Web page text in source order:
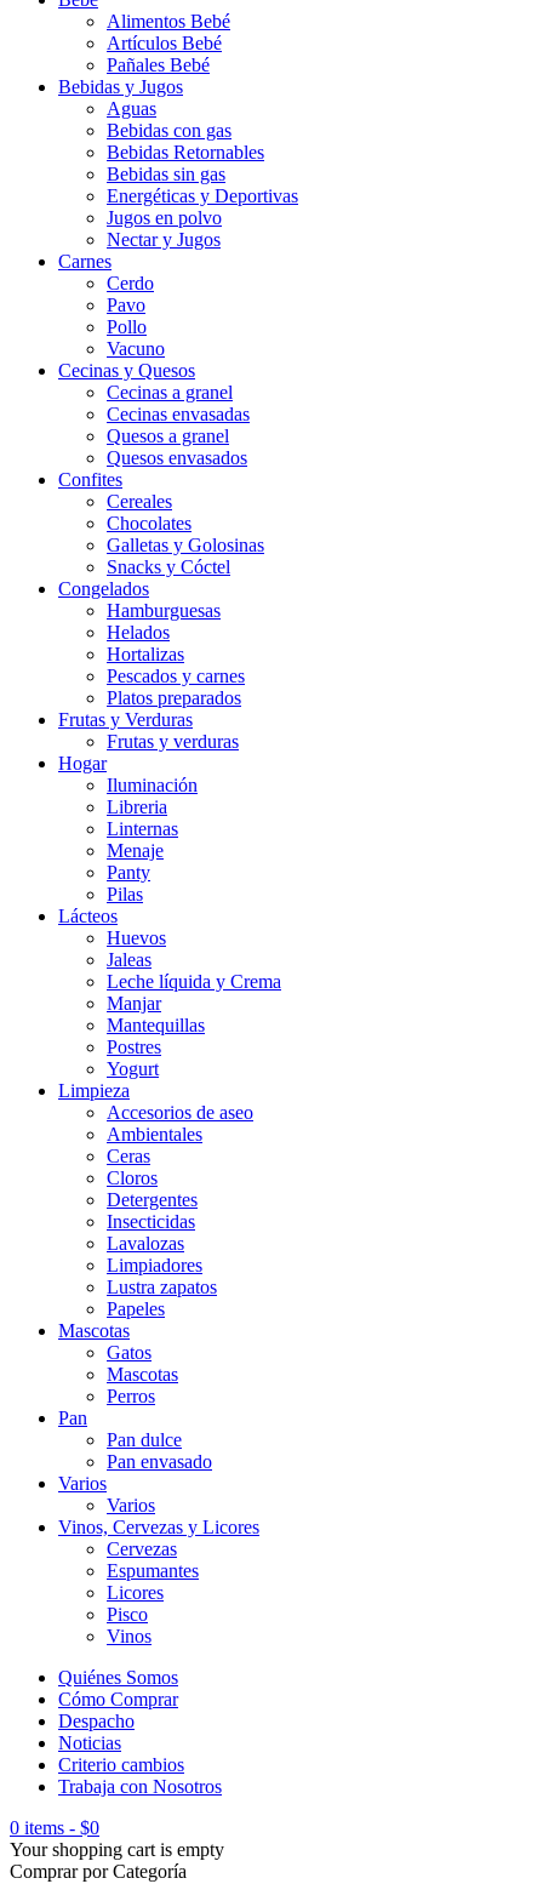
Alimentos Bebé
Artículos Bebé
Pañales Bebé
Bebidas y Jugos
Aguas
Bebidas con gas
Bebidas Retornables
Bebidas sin gas
Energéticas y Deportivas
Jugos en polvo
Nectar y Jugos
Carnes
Cerdo
Pavo
Pollo
Vacuno
Cecinas y Quesos
Cecinas a granel
Cecinas envasadas
Quesos a granel
Quesos envasados
Confites
Cereales
Chocolates
Galletas y Golosinas
Snacks y Cóctel
Congelados
Hamburguesas
Helados
Hortalizas
Pescados y carnes
Platos preparados
Frutas y Verduras
Frutas y verduras
Hogar
Iluminación
Libreria
Linternas
Menaje
Panty
Pilas
Lácteos
Huevos
Jaleas
Leche líquida y Crema
Manjar
Mantequillas
Postres
Yogurt
Limpieza
Accesorios de aseo
Ambientales
Ceras
Cloros
Detergentes
Insecticidas
Lavalozas
Limpiadores
Lustra zapatos
Papeles
Mascotas
Gatos
Mascotas
Perros
Pan
Pan dulce
Pan envasado
Varios
Varios
Vinos, Cervezas y Licores
Cervezas
Espumantes
Licores
Pisco
Vinos
Quiénes Somos
Cómo Comprar
Despacho
Noticias
Criterio cambios
Trabaja con Nosotros
0 items - $0
Your shopping cart is empty
Comprar por Categoría